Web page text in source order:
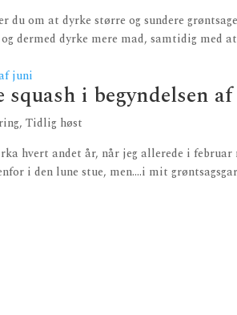
du om at dyrke større og sundere
dermed dyrke mere mad, samtidig med
squash i begyndelsen
,Tidlig høst
hvert andet år, når jeg allerede i februar
i den lune stue, men….i mit